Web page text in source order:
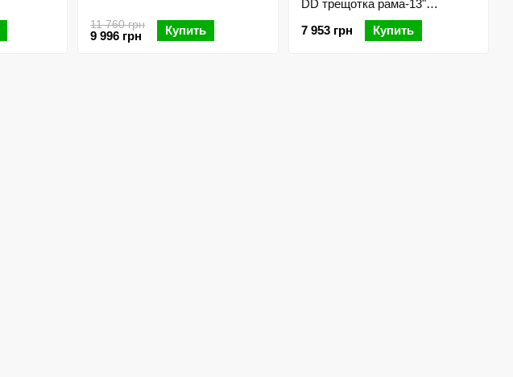
11 760 грн
9 996 грн Купить
DD трещотка рама-13"
бежевый 2024
7 953 грн
Купить